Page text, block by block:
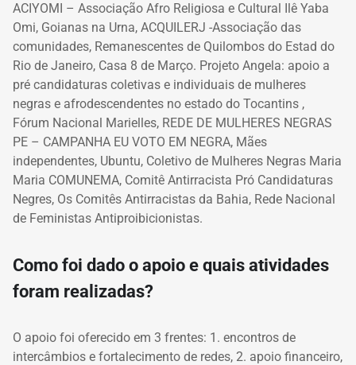
ACIYOMI – Associação Afro Religiosa e Cultural Ilê Yaba
Omi, Goianas na Urna, ACQUILERJ -Associação das
comunidades, Remanescentes de Quilombos do Estad do
Rio de Janeiro, Casa 8 de Março. Projeto Angela: apoio a
pré candidaturas coletivas e individuais de mulheres
negras e afrodescendentes no estado do Tocantins ,
Fórum Nacional Marielles, REDE DE MULHERES NEGRAS
PE – CAMPANHA EU VOTO EM NEGRA, Mães
independentes, Ubuntu, Coletivo de Mulheres Negras Maria
Maria COMUNEMA, Comitê Antirracista Pró Candidaturas
Negres, Os Comitês Antirracistas da Bahia, Rede Nacional
de Feministas Antiproibicionistas.
Como foi dado o apoio e quais atividades
foram realizadas?
O apoio foi oferecido em 3 frentes: 1. encontros de
intercâmbios e fortalecimento de redes, 2. apoio financeiro,